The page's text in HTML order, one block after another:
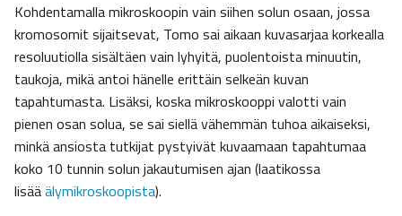
Kohdentamalla mikroskoopin vain siihen solun osaan, jossa
kromosomit sijaitsevat, Tomo sai aikaan kuvasarjaa korkealla
resoluutiolla sisältäen vain lyhyitä, puolentoista minuutin,
taukoja, mikä antoi hänelle erittäin selkeän kuvan
tapahtumasta. Lisäksi, koska mikroskooppi valotti vain
pienen osan solua, se sai siellä vähemmän tuhoa aikaiseksi,
minkä ansiosta tutkijat pystyivät kuvaamaan tapahtumaa
koko 10 tunnin solun jakautumisen ajan (laatikossa
lisääälymikroskoopista).